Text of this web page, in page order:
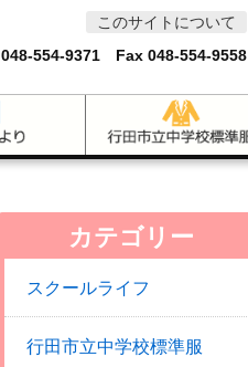
このサイトについて
048-554-9371 Fax 048-554-9558
カテゴリー
スクールライフ
行田市立中学校標準服